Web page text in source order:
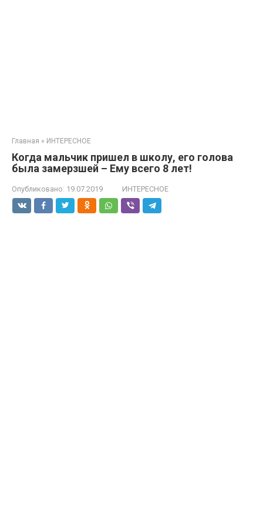
Главная » ИНТЕРЕСНОЕ
Когда мальчик пришел в школу, его голова
была замерзшей – Ему всего 8 лет!
Опубликовано: 19.07.2019 ИНТЕРЕСНОЕ